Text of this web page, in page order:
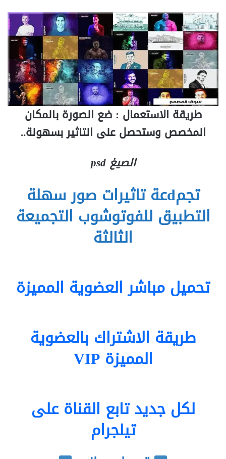
طريقة الاستعمال : ضع الصورة بالمكان
المخصص وستحصل على التاثير بسهولة..
الصيغ psd
تجمdعة تاثيرات صور سهلة
التطبيق للفوتوشوب التجميعة
الثالثة
تحميل مباشرالعضوية المميزة
طريقة الاشتراك بالعضوية
المميزة VIP
لكل جديد تابع القناة على
تيلجرام